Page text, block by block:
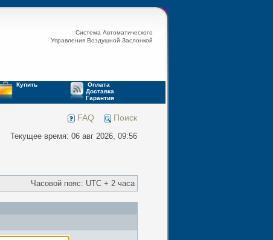
Система Автоматического
Управления Воздушной Заслонкой
Купить
Оплата
Доставка
Гарантия
FAQ Поиск
Текущее время: 06 авг 2026, 09:56
Часовой пояс: UTC + 2 часа